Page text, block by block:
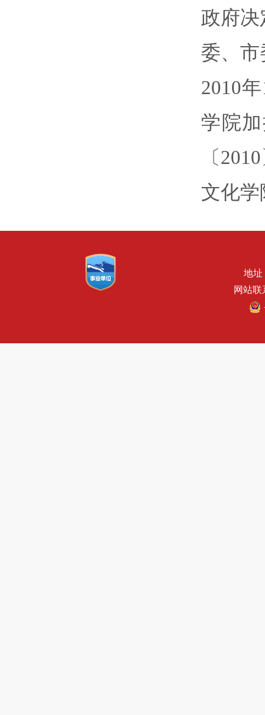
政府
委、
2010
学院
〔
文化学
地址
网站联